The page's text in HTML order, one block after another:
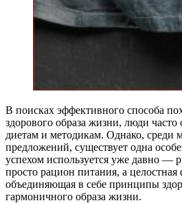
В поисках эффективного способа
здорового образа жизни, люди
диетам и методикам. Однако, среди
предложений, существует одна
успехом используется уже давно —
просто рацион питания, а
объединяющая в себе принципы
гармоничного образа жизни.